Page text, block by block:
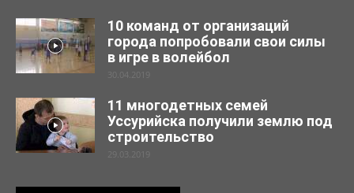
10 команд от организаций
города попробовали свои силы
в игре в волейбол
30.04.2019
11 многодетных семей
Уссурийска получили землю под
строительство
29.03.2019